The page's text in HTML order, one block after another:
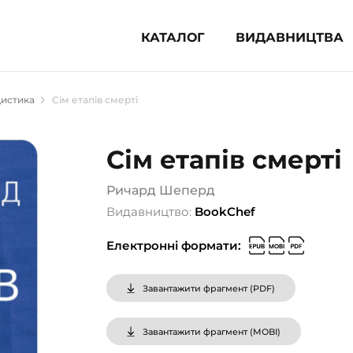
КАТАЛОГ ВИДАВНИЦТВА
література (1854)
для підлітків (240)
популярна література (1015)
література та посібники
довідники, словники
сертифікати (1)
Сім етапів смерті
Сім етапів смерті
Ричард Шеперд
Видавництво: BookChef
Електронні формати:
Завантажити фрагмент (PDF)
Завантажити фрагмент (MOBI)